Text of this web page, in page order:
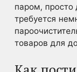
паром, просто
требуется
товаров для